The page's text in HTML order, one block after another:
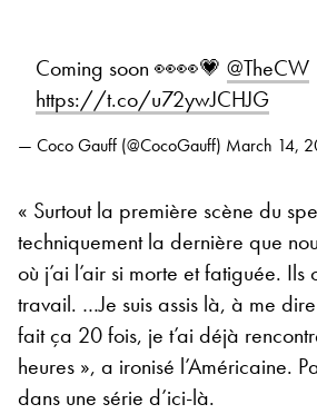
Coming soon 👀👀💗 @TheCW
https://t.co/u72ywJCHJG
— Coco Gauff (@CocoGauff) March 14,
« Surtout la première scène du
techniquement la dernière que
où j’ai l’air si morte et fatiguée.
travail. …Je suis assis là, à me
fait ça 20 fois, je t’ai déjà
heures », a ironisé l’Américaine.
dans une série d’ici-là.